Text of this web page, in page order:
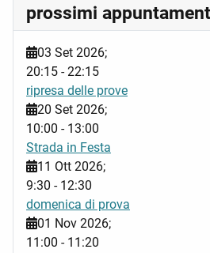
prossimi
03 Set 2026;
20:15 -22:15
ripresa delle prove
20 Set 2026;
10:00 - 13:00
Strada in Festa
11 Ott 2026;
9:30 - 12:30
domenica di prova
01 Nov 2026;
11:00 - 11:20